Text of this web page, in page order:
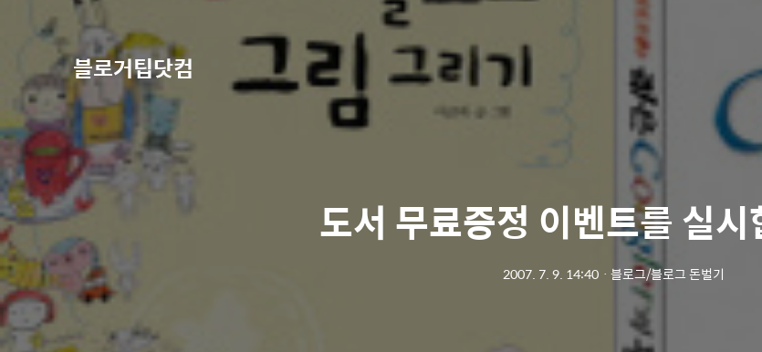
블로거팁닷컴
도서 무료증정 이벤트를 실
2007. 7. 9. 14:40ㆍ 블로그/블로그 돈벌기